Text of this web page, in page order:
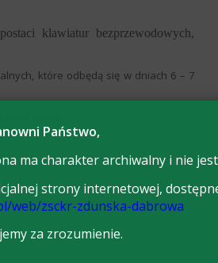
klawiatur bezprzewodowych,
które odbędą się w dniach 6 – 7
studia.
Państwo,
ma charakter archiwalny i nie
strony internetowej,
web/zsckr-zdunska-dabrowa
za zrozumienie.